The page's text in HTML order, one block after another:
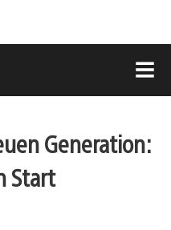
Generation:
Start